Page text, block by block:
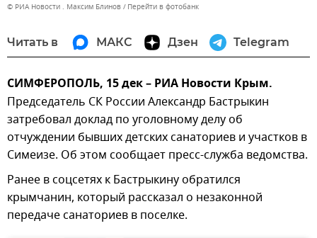
© РИА Новости . Максим Блинов Перейти в фотобанк
Читать в МАКС Дзен Telegram
СИМФЕРОПОЛЬ, 15 дек – РИА Новости Крым.
Председатель СК России Александр Бастрыкин
затребовал доклад по уголовному делу об
отчуждении бывших детских санаториев и участков в
Симеизе. Об этом сообщает пресс-служба ведомства.
Ранее в соцсетях к Бастрыкину обратился
крымчанин, который рассказал о незаконной
передаче санаториев в поселке.